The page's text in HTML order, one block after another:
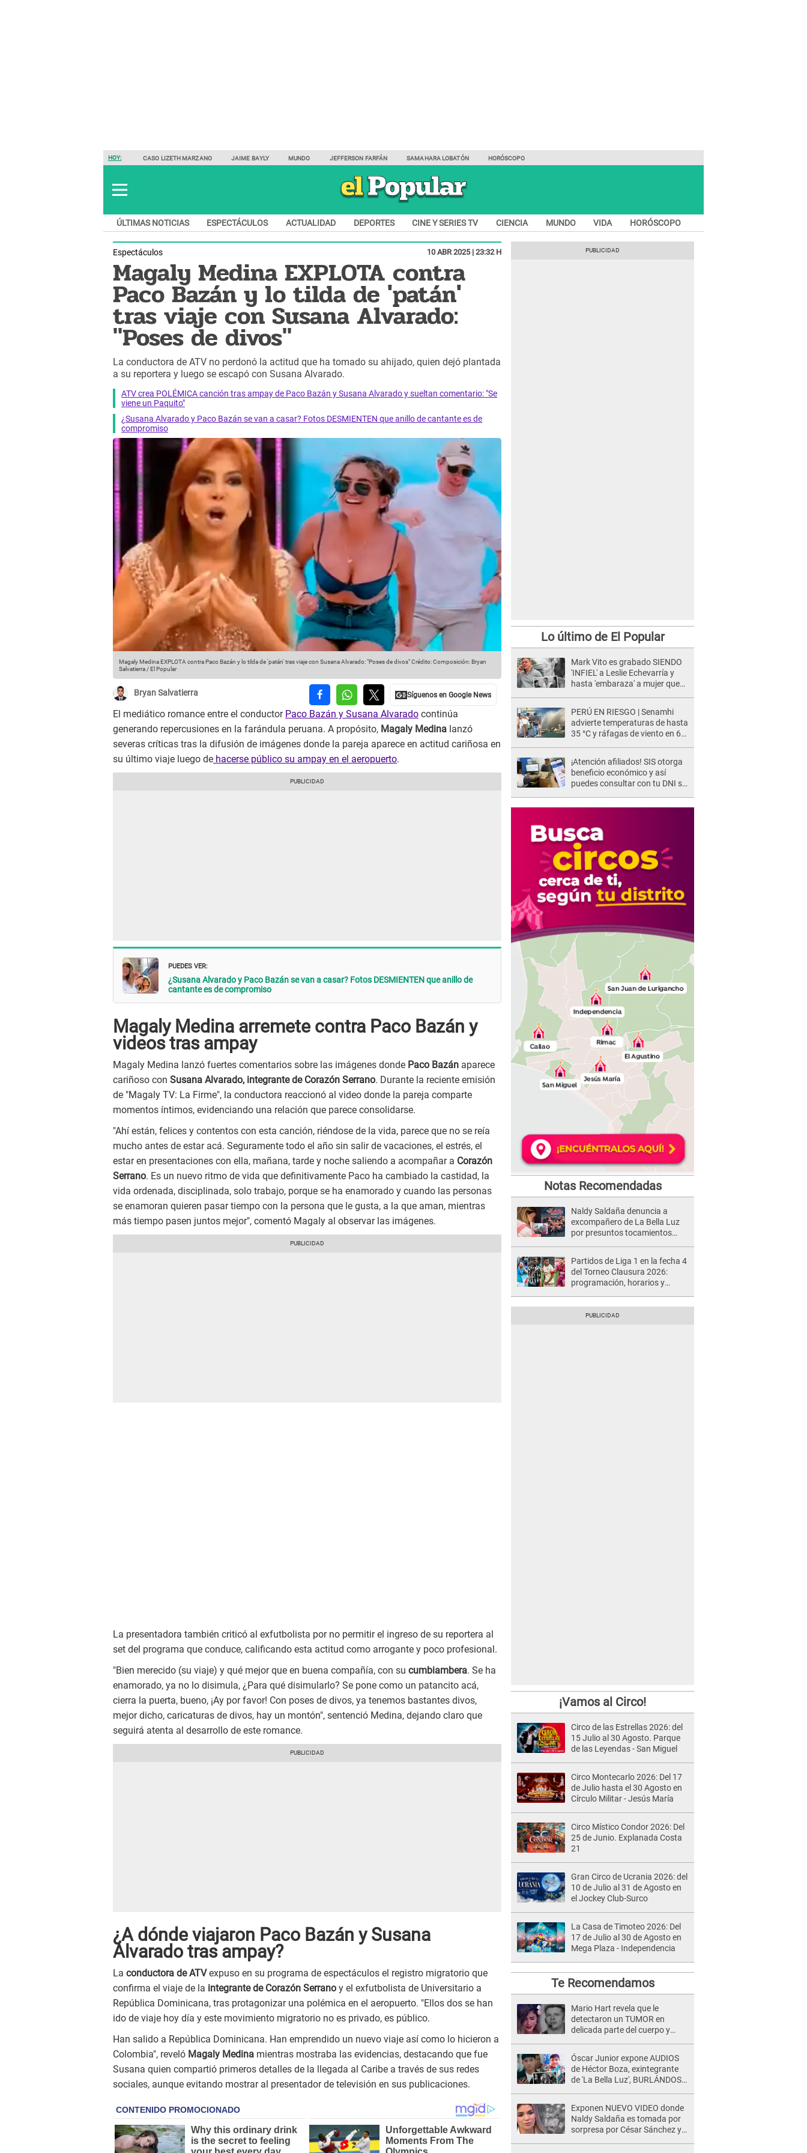
HOY: CASO LIZETH MARZANO JAIME BAYLY MUNDO JEFFERSON FARFÁN SAMAHARA LOBATÓN HORÓSCOPO
ÚLTIMAS NOTICIAS ESPECTÁCULOS ACTUALIDAD DEPORTES CINE Y SERIES TV CIENCIA MUNDO VIDA HORÓSCOPO
Espectáculos 10 ABR 2025 | 23:32 H
Magaly Medina EXPLOTA contra
Paco Bazán y lo tilda de 'patán'
tras viaje con Susana Alvarado:
"Poses de divos"
La conductora de ATV no perdonó la actitud que ha tomado su ahijado, quien dejó plantada
a su reportera y luego se escapó con Susana Alvarado.
ATV crea POLÉMICA canción tras ampay de Paco Bazán y Susana Alvarado y sueltan comentario: "Se
viene un Paquito"
¿Susana Alvarado y Paco Bazán se van a casar? Fotos DESMIENTEN que anillo de cantante es de
compromiso
Magaly Medina EXPLOTA contra Paco Bazán y lo tilda de 'patán' tras viaje con Susana Alvarado: "Poses de divos"Crédito: Composición: Bryan
Salvatierra / El Popular
Bryan Salvatierra
El mediático romance entre el conductor Paco Bazán y Susana Alvarado continúa
generando repercusiones en la farándula peruana. A propósito, Magaly Medina lanzó
severas críticas tras la difusión de imágenes donde la pareja aparece en actitud cariñosa en
su último viaje luego de hacerse público su ampay en el aeropuerto.
PUEDES VER:
¿Susana Alvarado y Paco Bazán se van a casar? Fotos DESMIENTEN que anillo de
cantante es de compromiso
Magaly Medina arremete contra Paco Bazán y
videos tras ampay
Magaly Medina lanzó fuertes comentarios sobre las imágenes donde Paco Bazán aparece
cariñoso con Susana Alvarado, integrante de Corazón Serrano. Durante la reciente emisión
de "Magaly TV: La Firme", la conductora reaccionó al video donde la pareja comparte
momentos íntimos, evidenciando una relación que parece consolidarse.
"Ahí están, felices y contentos con esta canción, riéndose de la vida, parece que no se reía
mucho antes de estar acá. Seguramente todo el año sin salir de vacaciones, el estrés, el
estar en presentaciones con ella, mañana, tarde y noche saliendo a acompañar a Corazón
Serrano. Es un nuevo ritmo de vida que definitivamente Paco ha cambiado la castidad, la
vida ordenada, disciplinada, solo trabajo, porque se ha enamorado y cuando las personas
se enamoran quieren pasar tiempo con la persona que le gusta, a la que aman, mientras
más tiempo pasen juntos mejor", comentó Magaly al observar las imágenes.
La presentadora también criticó al exfutbolista por no permitir el ingreso de su reportera al
set del programa que conduce, calificando esta actitud como arrogante y poco profesional.
"Bien merecido (su viaje) y qué mejor que en buena compañía, con su cumbiambera. Se ha
enamorado, ya no lo disimula, ¿Para qué disimularlo? Se pone como un patancito acá,
cierra la puerta, bueno, ¡Ay por favor! Con poses de divos, ya tenemos bastantes divos,
mejor dicho, caricaturas de divos, hay un montón", sentenció Medina, dejando claro que
seguirá atenta al desarrollo de este romance.
¿A dónde viajaron Paco Bazán y Susana
Alvarado tras ampay?
La conductora de ATVexpuso en su programa de espectáculos el registro migratorio que
confirma el viaje de la integrante de Corazón Serrano y el exfutbolista de Universitario a
República Dominicana, tras protagonizar una polémica en el aeropuerto. "Ellos dos se han
ido de viaje hoy día y este movimiento migratorio no es privado, es público.
Han salido a República Dominicana. Han emprendido un nuevo viaje así como lo hicieron a
Colombia", reveló Magaly Medina mientras mostraba las evidencias, destacando que fue
Susana quien compartió primeros detalles de la llegada al Caribe a través de sus redes
sociales, aunque evitando mostrar al presentador de televisión en sus publicaciones.
Lo último de El Popular
Mark Vito es grabado SIENDO
'INFIEL' a Leslie Echevarría y
hasta 'embaraza' a mujer que
desgraciado! "
PERÚ EN RIESGO | Senamhi
advierte temperaturas de hasta
35 °C y ráfagas de viento en 6
¡Atención afiliados! SIS otorga
beneficio económico y así
puedes consultar con tu DNI si
Notas Recomendadas
Naldy Saldaña denuncia a
excompañero de La Bella Luz
por presuntos tocamientos
Partidos de Liga 1 en la fecha 4
del Torneo Clausura 2026:
programación, horarios y
¡Vamos al Circo!
Circo de las Estrellas 2026: del
15 Julio al 30 Agosto. Parque
de las Leyendas - San Miguel
Circo Montecarlo 2026: Del 17
de Julio hasta el 30 Agosto en
Círculo Militar - Jesús María
Circo Místico Condor 2026: Del
25 de Junio. Explanada Costa
21
Gran Circo de Ucrania 2026: del
10 de Julio al 31 de Agosto en
el Jockey Club-Surco
La Casa de Timoteo 2026: Del
17 de Julio al 30 de Agosto en
Mega Plaza - Independencia
Te Recomendamos
Mario Hart revela que le
detectaron un TUMOR en
delicada parte del cuerpo y
muy fuertes..."
Óscar Junior expone AUDIOS
de Héctor Boza, exintegrante
de 'La Bella Luz', BURLÁNDOSE
Exponen NUEVO VIDEO donde
Naldy Saldaña es tomada por
sorpresa por César Sánchez y